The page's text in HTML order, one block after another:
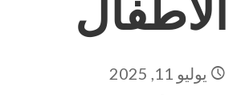
يوليو 11, 2025